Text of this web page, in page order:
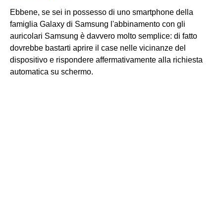
Ebbene, se sei in possesso di uno smartphone della
famiglia Galaxy di Samsung l'abbinamento con gli
auricolari Samsung è davvero molto semplice: di fatto
dovrebbe bastarti aprire il case nelle vicinanze del
dispositivo e rispondere affermativamente alla richiesta
automatica su schermo.